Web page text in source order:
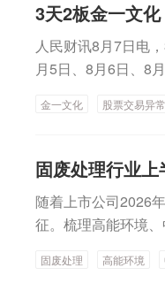
农生物：7月生猪销
5.49亿元 同比增加
月大秦线完成货物
6%【热点】3天2
宝：拟定增募资不
拟定增募资不超过
电子：向特定对象
象发行可转换公司
注册批复彤程新材
已不足10%；海外
能力，智能防抖、
转向免费基础AI成
品边界日趋模糊，
为决定产品竞争力
定价权。其次，产
品线矩阵覆盖全价
续巩固国产龙头地
件厂商有望持续受
合计净卖出超1.3亿
名家汇公告，公司
份，交易总对价约
式签约，剩余7家的
服务商，以固态硬
家汇”变更为“名家
信、算力、半导体
务为景观照明工程
生产、销售。氧化
3天2板金一文
人民财讯8月7日电
月5日、8月6日、8
筹划阶段，正在积
金一文化 股票交易异
固废处理行业
随着上市公司2026
征。梳理高能环境
以家电拆解、市政
固废处理 高能环境